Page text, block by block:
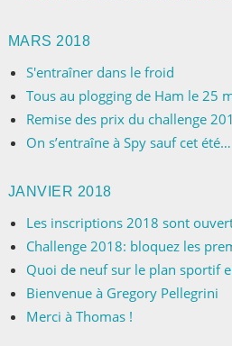
MARS 2018
S'entraîner dans le froid
Tous au plogging de Ham le 25
Remise des prix du challenge
On s’entraîne à Spy sauf cet été…
JANVIER 2018
Les inscriptions 2018 sont
Challenge 2018: bloquez les
Quoi de neuf sur le plan sportif
Bienvenue à Gregory Pellegrini
Merci à Thomas !